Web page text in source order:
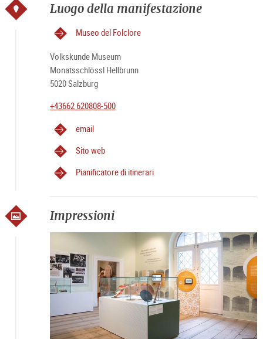
Luogo della manifestazione
Museo del Folclore
Volkskunde Museum
Monatsschlössl Hellbrunn
5020 Salzburg
+43662 620808-500
email
Sito web
Pianificatore di itinerari
Impressioni